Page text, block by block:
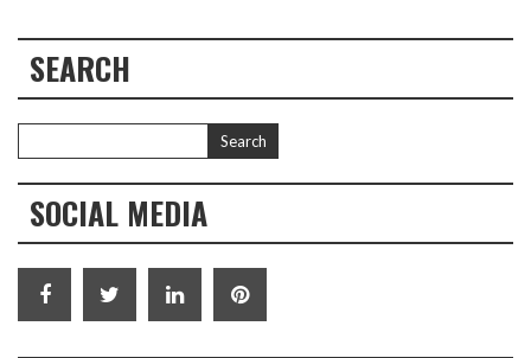
SEARCH
SOCIAL MEDIA